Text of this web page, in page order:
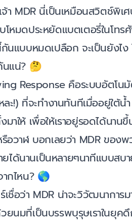
จ้า MDR นี่เป็นเหมือนสวิตช์พิ
โหมดประหยัดแบตเตอรี่ในโท
นแบบหมดเปลือก จะเป็นยังไง
นแน่? 🤔
Response คือระบบอัตโ
ละ!) ที่จะทำงานทันทีเมื่ออยู่ใ
าให้ เพื่อให้เราอยู่รอดได้นาน
รือวาฬ บอกเลยว่า MDR ขอ
ได้นานเป็นหลายๆนาทีแบบสบา
ากไหน? 🌎
เชื่อว่า MDR น่าจะวิวัฒนากา
ยนมที่เป็นบรรพบุรุษเราในยุค